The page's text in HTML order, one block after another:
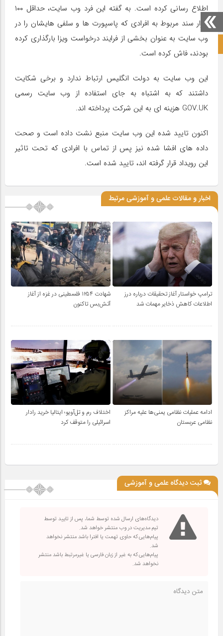
صفحه نخست آکادمی علمی
اطلاع رسانی کرده است. به گفته این فرد وب سایت، حداقل ۱۰۰
هزار سند مربوط به افرادی که پاسپورت ها و سلفی هایشان را در
وب سایت به عنوان بخشی از فرایند درخواست ویزا بارگذاری کرده
بودند، فاش کرده است.
این وب سایت به دولت انگلیس ارتباط ندارد و برخی شکایت
داشتند که به اشتباه به جای استفاده از وب سایت رسمی
GOV.UK هزینه ای به این شرکت پرداخته اند.
اکنون تایید شده این وب سایت منبع نشت داده است و صحت
داده های افشا شده نیز پس از تماس با افرادی که تحت تاثیر
این رویداد قرار گرفته اند، تایید شده است.
اخبار و مقالات علمی و آموزشی مرتبط
ترامپ خواستار آغاز تحقیقات درباره درز
اطلاعات کاهش ذخایر مهمات شد
شهادت ۱۲۵۴ فلسطینی در غزه از آغاز
آتش‌بس تاکنون
ادامه عملیات نظامی یمنی‌ها علیه مراکز
نظامی عربستان
اختلاف رم و تل‌آویو؛ ایتالیا خرید رادار
اسرائیلی را متوقف کرد
ثبت دیدگاه علمی و آموزشی
دیدگاه‌های ارسال شده توسط شما، پس از تایید توسط
تیم مدیریت در وب منتشر خواهد شد.
پیام‌هایی که حاوی تهمت یا افترا باشد منتشر نخواهد
شد.
پیام‌هایی که به غیر از زبان فارسی یا غیرمرتبط باشد منتشر
نخواهد شد.